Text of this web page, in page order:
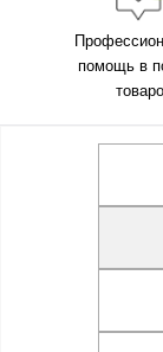
помощь в